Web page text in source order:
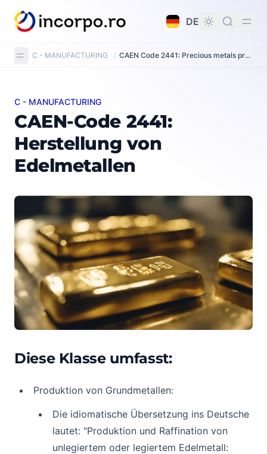
springen
DE
C - MANUFACTURING / CAEN Code 2441: Precious metals production
CAEN-Code 2441: Herstellung von Edelmetallen
C - MANUFACTURING
CAEN-Code 2441:
Herstellung von
Edelmetallen
Diese Klasse umfasst:
Produktion von Grundmetallen:
Die idiomatische Übersetzung ins Deutsche
lautet: "Produktion und Raffination von
unlegiertem oder legiertem Edelmetall: